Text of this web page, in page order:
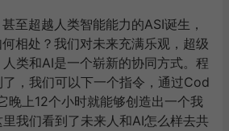
至超越人类智能能力的ASI诞生，
相处？我们对未来充满乐观，超级
类和AI是一个崭新的协同方式。程
，我们可以下一个指令，通过Cod
晚上12个小时就能够创造出一个我
我们看到了未来人和AI怎么样去共